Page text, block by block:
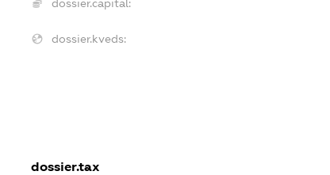
dossier.capital:
dossier.kveds:
dossier.tax